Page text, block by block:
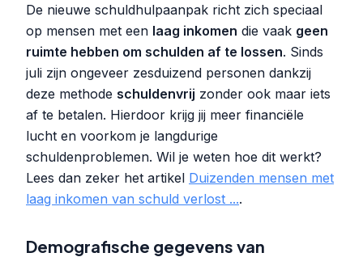
De nieuwe schuldhulpaanpak richt zich speciaal
op mensen met een laag inkomen die vaak geen
ruimte hebben om schulden af te lossen. Sinds
juli zijn ongeveer zesduizend personen dankzij
deze methode schuldenvrij zonder ook maar iets
af te betalen. Hierdoor krijg jij meer financiële
lucht en voorkom je langdurige
schuldenproblemen. Wil je weten hoe dit werkt?
Lees dan zeker het artikel Duizenden mensen met
laag inkomen van schuld verlost ....
Demografische gegevens van